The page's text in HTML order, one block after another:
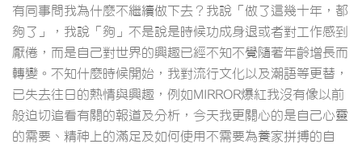
有同事問我為什麼不繼續做下去？我說「做了這幾十年，都
夠了」，我說「夠」不是說是時候功成身退或者對工作感到
厭倦，而是自己對世界的興趣已經不知不覺隨著年齡增長而
轉變。不知什麼時候開始，我對流行文化以及潮語等更替，
已失去往日的熱情與興趣，例如MIRROR爆紅我沒有像以前
般迫切追看有關的報道及分析，今天我更關心的是自己心靈
的需要、精神上的滿足及如何使用不需要為養家拼搏的自